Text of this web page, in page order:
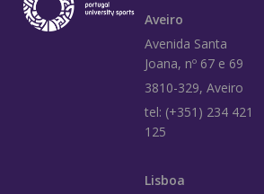
Aveiro
Avenida Santa
Joana, nº 67 e 69
3810-329, Aveiro
tel: (+351) 234 421
125
Lisboa